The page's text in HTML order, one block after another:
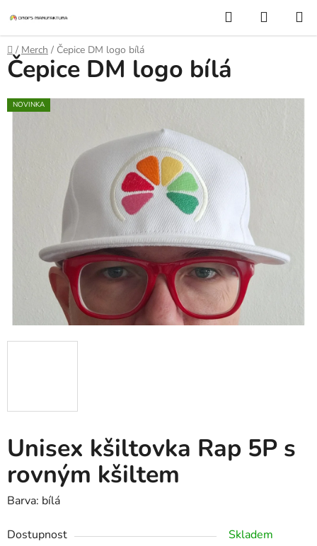
na
obsah
Hledat
KOŠÍK
Domů
/ Merch / Čepice DM logo bílá
Unisex kšiltovka Rap 5P s
rovným kšiltem
Barva: bílá
Dostupnost
Skladem
Čepice DM logo bílá
NOVINKA